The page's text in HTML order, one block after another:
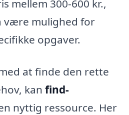
mellem 300-600 kr.,
være mulighed for
opgaver.
at finde den rette
kan find-
nyttig ressource. Her